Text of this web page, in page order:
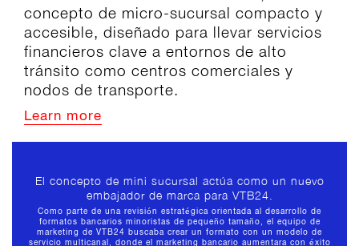
concepto de micro-sucursal compacto y
accesible, diseñado para llevar servicios
financieros clave a entornos de alto
tránsito como centros comerciales y
nodos de transporte.
Learn more
El concepto de mini sucursal actúa como un nuevo
embajador de marca para VTB24.
Como parte de una revisión estratégica orientada al desarrollo de
formatos bancarios minoristas de pequeño tamaño, el equipo de
marketing de VTB24 buscaba crear un formato con un modelo de
servicio multicanal, donde el marketing bancario aumentara con éxito